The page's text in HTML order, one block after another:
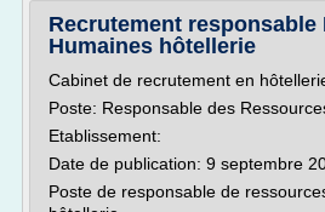
Recrutement responsable
Humaines hôtellerie
Cabinet de recrutement en
Poste: Responsable des
Etablissement:
Date de publication: 9 septembre
Poste de responsable de